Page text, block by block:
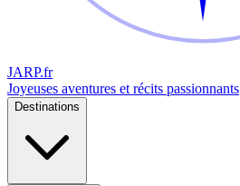
JARP.fr
Joyeuses aventures et récits passionnants
Destinations